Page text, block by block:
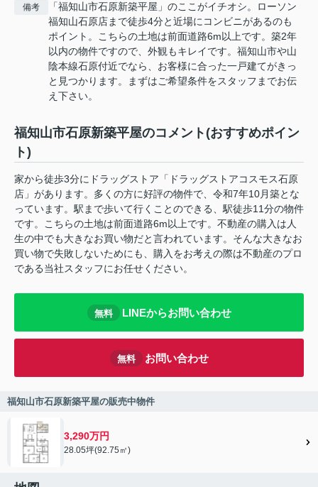
備考
「福知山市石原新築平屋」のここがイチオシ。ローソン
福知山石原店まで徒歩4分と近場にコンビニがあるのも
ポイント。こちらの土地は前面道路6m以上です。築2年
以内の物件ですので、外観もキレイです。福知山市や山
陰本線石原付近でなら、お客様に合った一戸建てがきっ
と見つかります。まずはご希望条件をスタッフまでお伝
え下さい。
福知山市石原新築平屋のコメント(おすすめポイン
ト)
家から徒歩3分にドラッグストア「ドラッグストアコスモス石原
店」があります。多くの方に好評の物件で、令和7年10月築とな
っています。駅まで歩いて行くことのできる、駅徒歩11分の物件
です。こちらの土地は前面道路6m以上です。不動産の購入は人
生の中でも大きなお買い物だと言われています。そんな大きなお
買い物で失敗しないためにも、購入をお考えの際は不動産のプロ
である当社スタッフにお任せください。
無料 LINEからお問い合わせ
無料 お問い合わせ
福知山市石原新築平屋の販売中物件
3,290万円
28.05坪(92.75㎡)